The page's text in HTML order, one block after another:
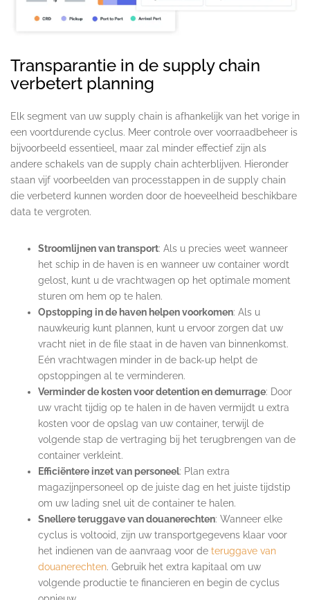
Transparantie in de supply chain
verbetert planning
Elk segment van uw supply chain is afhankelijk van het vorige in
een voortdurende cyclus. Meer controle over voorraadbeheer is
bijvoorbeeld essentieel, maar zal minder effectief zijn als
andere schakels van de supply chain achterblijven. Hieronder
staan vijf voorbeelden van processtappen in de supply chain
die verbeterd kunnen worden door de hoeveelheid beschikbare
data te vergroten.
Stroomlijnen van transport: Als u precies weet wanneer
het schip in de haven is en wanneer uw container wordt
gelost, kunt u de vrachtwagen op het optimale moment
sturen om hem op te halen.
Opstopping in de haven helpen voorkomen: Als u
nauwkeurig kunt plannen, kunt u ervoor zorgen dat uw
vracht niet in de file staat in de haven van binnenkomst.
Eén vrachtwagen minder in de back-up helpt de
opstoppingen al te verminderen.
Verminder de kosten voor detention en demurrage: Door
uw vracht tijdig op te halen in de haven vermijdt u extra
kosten voor de opslag van uw container, terwijl de
volgende stap de vertraging bij het terugbrengen van de
container verkleint.
Efficiëntere inzet van personeel: Plan extra
magazijnpersoneel op de juiste dag en het juiste tijdstip
om uw lading snel uit de container te halen.
Snellere teruggave van douanerechten: Wanneer elke
cyclus is voltooid, zijn uw transportgegevens klaar voor
het indienen van de aanvraag voor de teruggave van
douanerechten. Gebruik het extra kapitaal om uw
volgende productie te financieren en begin de cyclus